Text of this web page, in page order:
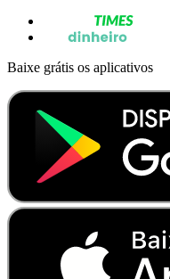
Baixe grátis os aplicativos